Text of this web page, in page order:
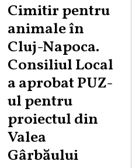
Cimitir pentru
animale în
Cluj-Napoca.
Consiliul Local
a aprobat PUZ-
ul pentru
proiectul din
Valea
Gârbăului